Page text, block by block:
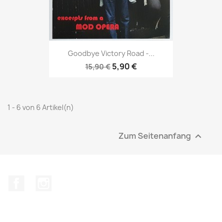
Goodbye Victory Road -...
15,90 € 5,90 €
1 - 6 von 6 Artikel(n)
Zum Seitenanfang 